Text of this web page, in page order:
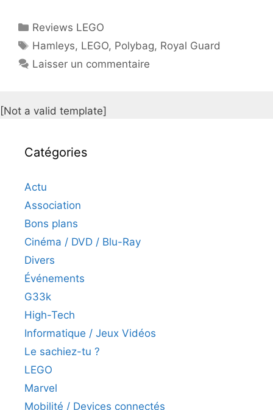
Catégories
Reviews LEGO
Étiquettes
Hamleys, LEGO, Polybag, Royal Guard
Laisser un commentaire
[Not a valid template]
Catégories
Actu
Association
Bons plans
Cinéma / DVD / Blu-Ray
Divers
Événements
G33k
High-Tech
Informatique / Jeux Vidéos
Le sachiez-tu ?
LEGO
Marvel
Mobilité / Devices connectés